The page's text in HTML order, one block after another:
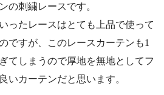
の刺繍レースです。
ったレースはとても上品で使って
ですが、このレースカーテンも1
てしまうので厚地を無地としてフ
いカーテンだと思います。